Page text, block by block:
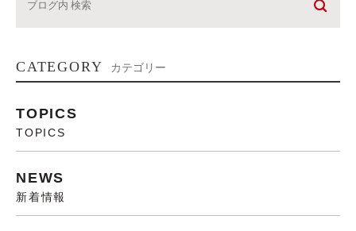
CATEGORY カテゴリー
TOPICS
TOPICS
NEWS
新着情報